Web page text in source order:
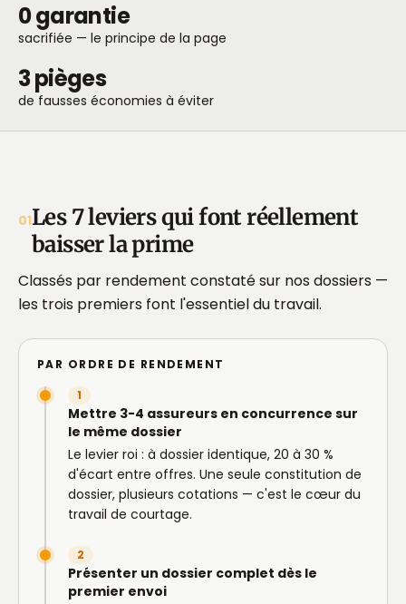
0 garantie
sacrifiée — le principe de la page
3 pièges
de fausses économies à éviter
01Les 7 leviers qui font réellement
baisser la prime
Classés par rendement constaté sur nos dossiers —
les trois premiers font l'essentiel du travail.
PAR ORDRE DE RENDEMENT
1
Mettre 3-4 assureurs en concurrence sur
le même dossier
Le levier roi : à dossier identique, 20 à 30 %
d'écart entre offres. Une seule constitution de
dossier, plusieurs cotations — c'est le cœur du
travail de courtage.
2
Présenter un dossier complet dès le
premier envoi